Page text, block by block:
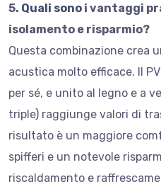
5. Quali sono i vantaggi
isolamento e risparmio?
Questa combinazione crea
acustica molto efficace. Il
per sé, e unito al legno e a
triple) raggiunge valori di
risultato è un maggiore
spifferi e un notevole
riscaldamento e